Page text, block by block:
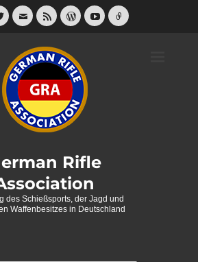
E-
Feed WordPress
YouTube
Link
Rifle
des Schießsports, der Jagd und
Waffenbesitzes in Deutschland